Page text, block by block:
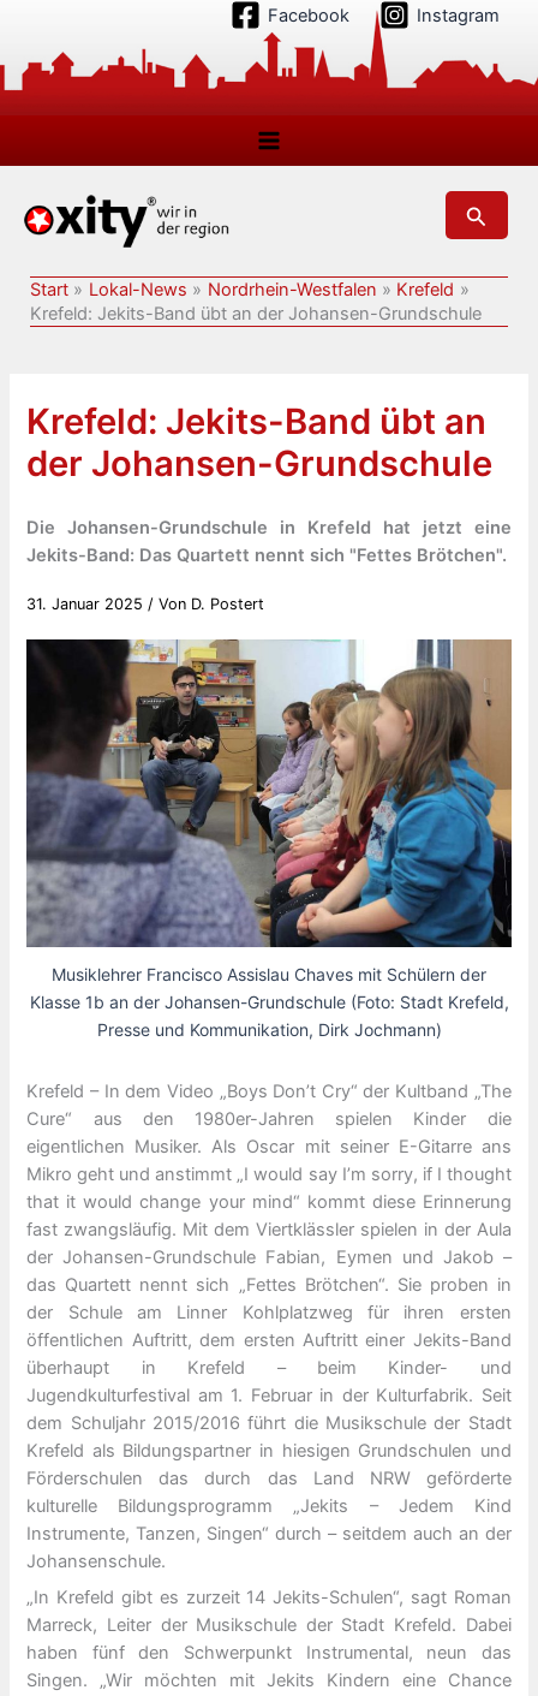
springen
Facebook Instagram
Suchen
Start Lokal-News Nordrhein-Westfalen
Krefeld
Krefeld: Jekits-Band übt an der Johansen-Grundschule
Krefeld: Jekits-Band übt an
der Johansen-Grundschule
Die Johansen-Grundschule in Krefeld hat jetzt eine
Jekits-Band: Das Quartett nennt sich "Fettes Brötchen".
31. Januar 2025 / Von D. Postert
Musiklehrer Francisco Assislau Chaves mit Schülern der
Klasse 1b an der Johansen-Grundschule (Foto: Stadt Krefeld,
Presse und Kommunikation, Dirk Jochmann)
Krefeld – In dem Video „Boys Don’t Cry“ der Kultband „The
Cure“ aus den 1980er-Jahren spielen Kinder die
eigentlichen Musiker. Als Oscar mit seiner E-Gitarre ans
Mikro geht und anstimmt „I would say I’m sorry, if I thought
that it would change your mind“ kommt diese Erinnerung
fast zwangsläufig. Mit dem Viertklässler spielen in der Aula
der Johansen-Grundschule Fabian, Eymen und Jakob –
das Quartett nennt sich „Fettes Brötchen“. Sie proben in
der Schule am Linner Kohlplatzweg für ihren ersten
öffentlichen Auftritt, dem ersten Auftritt einer Jekits-Band
überhaupt in Krefeld – beim Kinder- und
Jugendkulturfestival am 1. Februar in der Kulturfabrik. Seit
dem Schuljahr 2015/2016 führt die Musikschule der Stadt
Krefeld als Bildungspartner in hiesigen Grundschulen und
Förderschulen das durch das Land NRW geförderte
kulturelle Bildungsprogramm „Jekits – Jedem Kind
Instrumente, Tanzen, Singen“ durch – seitdem auch an der
Johansenschule.
„In Krefeld gibt es zurzeit 14 Jekits-Schulen“, sagt Roman
Marreck, Leiter der Musikschule der Stadt Krefeld. Dabei
haben fünf den Schwerpunkt Instrumental, neun das
Singen. „Wir möchten mit Jekits Kindern eine Chance